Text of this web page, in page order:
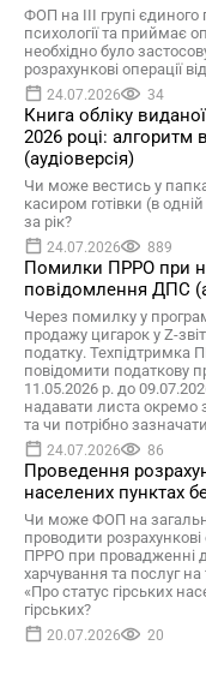
ФОП на ІІІ групі
психології та приймає
необхідно було
розрахункові операції
24.07.2026 34
Книга обліку
2026 році:
(аудіоверсія)
Чи може вестись у
касиром готівки (в
за рік?
24.07.2026 889
Помилки ПРРО при
повідомлення ДПС
Через помилку у
продажу цигарок у Z-
податку. Техпідтримка
повідомити податкову
11.05.2026 р. до
надавати листа
та чи потрібно
24.07.2026 86
Проведення
населених пунктах
Чи може ФОП на
проводити
ПРРО при провадженні
харчування та послуг на
«Про статус гірських
гірських?
20.07.2026 20